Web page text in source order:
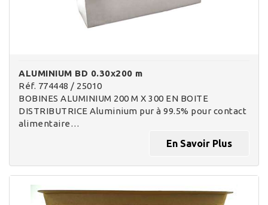
ALUMINIUM BD 0.30x200 m
Réf. 774448 / 25010
BOBINES ALUMINIUM 200 M X 300 EN BOITE
DISTRIBUTRICE Aluminium pur à 99.5% pour contact
alimentaire…
En Savoir Plus